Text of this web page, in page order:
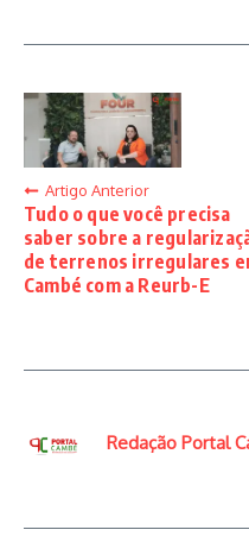
Artigo Anterior
Tudo o que você precisa
saber sobre a
de terrenos irregulares
Cambé com a Reurb-E
Redação Portal